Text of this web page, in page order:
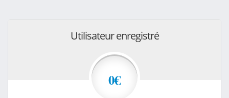
Utilisateur enregistré
0€